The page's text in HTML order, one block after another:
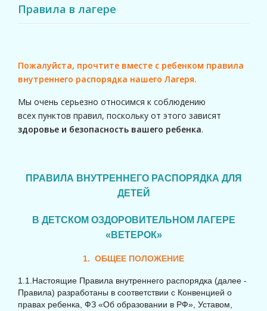
Правила в лагере
Пожалуйста, прочтите вместе с ребенком правила
внутреннего распорядка нашего Лагеря.
Мы очень серьезно относимся к соблюдению
всех пунктов правил, поскольку от этого зависят
здоровье и безопасность вашего ребенка.
ПРАВИЛА ВНУТРЕННЕГО РАСПОРЯДКА ДЛЯ
ДЕТЕЙ
В ДЕТСКОМ ОЗДОРОВИТЕЛЬНОМ ЛАГЕРЕ
«ВЕТЕРОК»
1. ОБЩЕЕ ПОЛОЖЕНИЕ
1.1.Настоящие Правила внутреннего распорядка (далее -
Правила) разработаны в соответствии с Конвенцией о
правах ребенка, ФЗ «Об образовании в РФ», Уставом,